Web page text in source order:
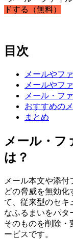
ドする（無料）
目次
メールやフ
メールやフ
メール・フ
おすすめの
まとめ
メール・フ
は？
メール本文や添
どの脅威を無効化
て、従来型のセキ
なふるまいをパタ
そのものを削除・
ービスです。